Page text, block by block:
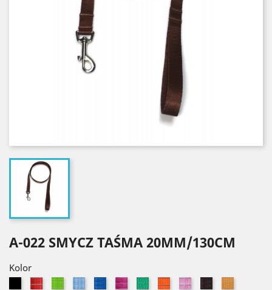
A-022 SMYCZ TAŚMA 20MM/130CM
Kolor
CzarnyCzerwonySeledynowy
BłękitnyNiebieski
RóżowyZielonyPomarańczowy
Jasny Brązowy